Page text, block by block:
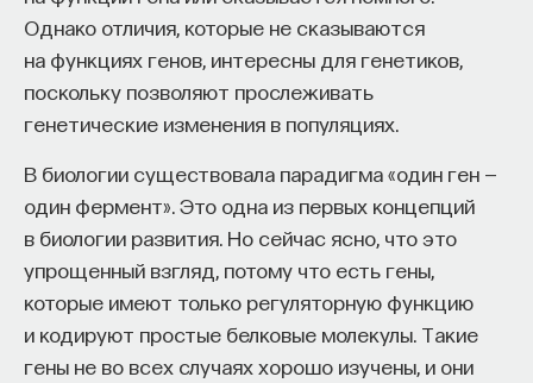
Однако отличия, которые не сказываются
на функциях генов, интересны для генетиков,
поскольку позволяют прослеживать
генетические изменения в популяциях.
В биологии существовала парадигма «один ген —
один фермент». Это одна из первых концепций
в биологии развития. Но сейчас ясно, что это
упрощенный взгляд, потому что есть гены,
которые имеют только регуляторную функцию
и кодируют простые белковые молекулы. Такие
гены не во всех случаях хорошо изучены, и они